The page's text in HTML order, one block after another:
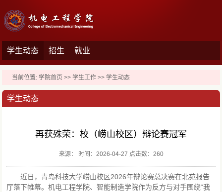
学生动态 招生 就业
当前位置:学院首页 >>学生工作 >>学生动态
学生动态
再获殊荣：校（崂山校区）辩论赛冠军
来源： 时间：2026-04-27 点击数： 260
近日，青岛科技大学崂山校区2026年辩论赛总决赛在北苑报告
厅落下帷幕。机电工程学院、智能制造学院作为反方与对手围绕“我